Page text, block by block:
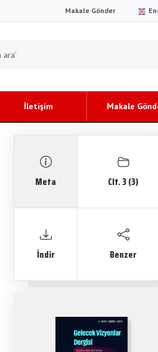
Makale Gönder
İletişim Makale
Meta Clt. 3 (3)
İndir Benzer